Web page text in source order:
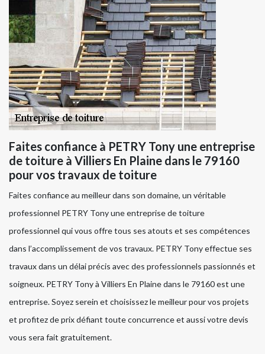
Faites confiance à PETRY Tony une entreprise
de toiture à Villiers En Plaine dans le 79160
pour vos travaux de toiture
Faites confiance au meilleur dans son domaine, un véritable
professionnel PETRY Tony une entreprise de toiture
professionnel qui vous offre tous ses atouts et ses compétences
dans l’accomplissement de vos travaux. PETRY Tony effectue ses
travaux dans un délai précis avec des professionnels passionnés et
soigneux. PETRY Tony à Villiers En Plaine dans le 79160 est une
entreprise. Soyez serein et choisissez le meilleur pour vos projets
et profitez de prix défiant toute concurrence et aussi votre devis
vous sera fait gratuitement.